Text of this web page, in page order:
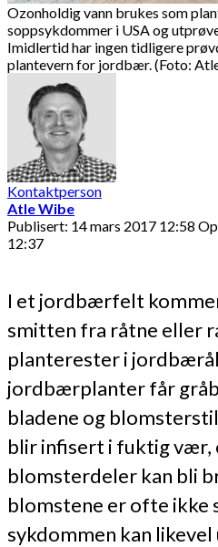
Ozonholdig vann brukes som
soppsykdommer i USA og
Imidlertid har ingen tidligere
plantevern for jordbær. (Foto:
Kontaktperson
Atle Wibe
Publisert: 14 mars 2017 12:58
12:37
I et jordbærfelt
smitten fra råtne eller
planterester i
jordbærplanter får
bladene og
blir infisert i fuktig vær,
blomsterdeler kan bli
blomstene er ofte ikke
sykdommen kan